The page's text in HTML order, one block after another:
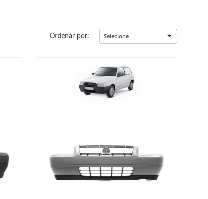
Ordenar por: Selecione